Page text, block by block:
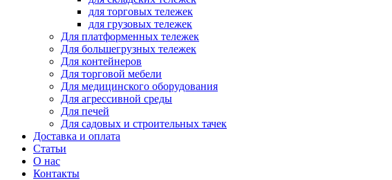
для торговых тележек
для грузовых тележек
Для платформенных тележек
Для большегрузных тележек
Для контейнеров
Для торговой мебели
Для медицинского оборудования
Для агрессивной среды
Для печей
Для садовых и строительных тачек
Доставка и оплата
Статьи
О нас
Контакты